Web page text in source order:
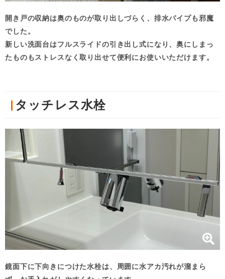
開き戸の収納は奥のものが取り出しづらく、排水パイプも邪魔
でした。
新しい洗面台はフルスライドの引き出し式になり、奥にしまっ
たものもストレスなく取り出せて便利にお使いいただけます。
タッチレス水栓
鏡面下に下向きにつけた水栓は、周囲に水アカ汚れが溜まら